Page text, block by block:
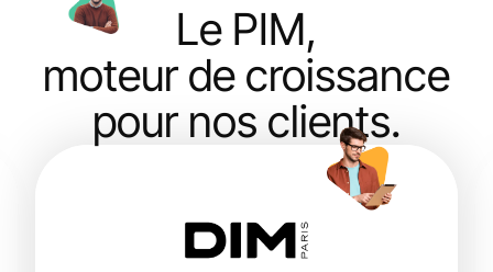
Le PIM,
moteur de croissance
pour nos clients.